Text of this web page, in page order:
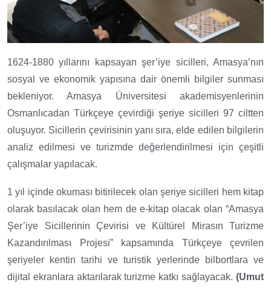
1624-1880 yıllarını kapsayan şer’iye sicilleri, Amasya’nın
sosyal ve ekonomik yapısına dair önemli bilgiler sunması
bekleniyor. Amasya Üniversitesi akademisyenlerinin
Osmanlıcadan Türkçeye çevirdiği şeriye sicilleri 97 ciltten
oluşuyor. Sicillerin çevirisinin yanı sıra, elde edilen bilgilerin
analiz edilmesi ve turizmde değerlendirilmesi için çeşitli
çalışmalar yapılacak.
1 yıl içinde okuması bitirilecek olan şeriye sicilleri hem kitap
olarak basılacak olan hem de e-kitap olacak olan “Amasya
Şer’iye Sicillerinin Çevirisi ve Kültürel Mirasın Turizme
Kazandırılması Projesi” kapsamında Türkçeye çevrilen
şeriyeler kentin tarihi ve turistik yerlerinde bilbortlara ve
dijital ekranlara aktarılarak turizme katkı sağlayacak. (Umut